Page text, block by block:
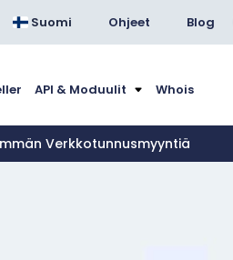
Suomi Ohjeet Blog
API & Moduulit Whois
Verkkotunnusmyyntiä